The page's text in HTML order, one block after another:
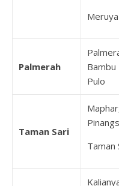
Palmerah
Bambu
Pulo
Taman Sari
Taman